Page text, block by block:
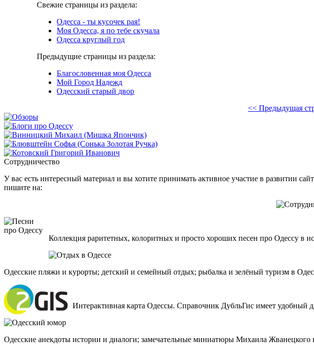
Свежие страницы из раздела:
Одесса - ты кусочек рая!
Моя Одесса, я по тебе скучала
Одесса круглый год
Предыдущие страницы из раздела:
Благословенная моя Одесса
Мой Город Надежд
Одесский старый двор
<< Предыдущая
Сотрудничество
У вас есть интересный материал и вы хотите принимать активное участие в развитии
пишите на:
Коллекция раритетных, колоритных и просто хороших песен про Одессу в
Одесские пляжи и курорты; детский и семейный отдых; рыбалка и зелёный туризм в
Интерактивная карта Одессы. Справочник ДубльГис имеет удобный
Одесские анекдоты истории и диалоги; замечательные миниатюры Михаила Жванецкого